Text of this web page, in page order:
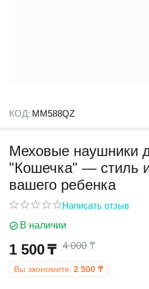
КОД: MM588QZ
Меховые наушники
"Кошечка" — стиль
вашего ребенка
Написать отзыв
В наличии
1 500₸ 4 000 ₸
Вы экономите: 2 500 ₸